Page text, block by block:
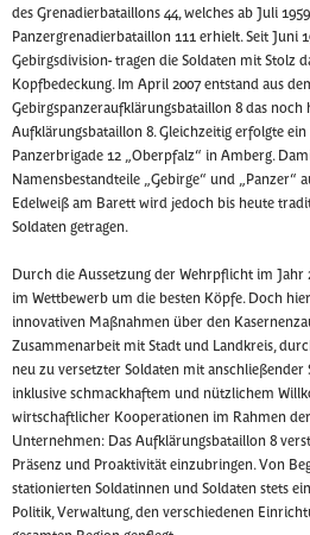
des Grenadierbataillons 44, welches ab Juli
Panzergrenadierbataillon 111 erhielt. Seit Juni
Gebirgsdivision- tragen die Soldaten mit Stolz
Kopfbedeckung. Im April 2007 entstand aus
Gebirgspanzeraufklärungsbataillon 8 das noch
Aufklärungsbataillon 8. Gleichzeitig erfolgte
Panzerbrigade 12 „Oberpfalz“ in Amberg.
Namensbestandteile „Gebirge“ und „Panzer“
Edelweiß am Barett wird jedoch bis heute
Soldaten getragen.
Durch die Aussetzung der Wehrpflicht im Jahr
im Wettbewerb um die besten Köpfe. Doch
innovativen Maßnahmen über den
Zusammenarbeit mit Stadt und Landkreis,
neu zu versetzter Soldaten mit
inklusive schmackhaftem und nützlichem
wirtschaftlicher Kooperationen im Rahmen
Unternehmen: Das Aufklärungsbataillon 8
Präsenz und Proaktivität einzubringen. Von
stationierten Soldatinnen und Soldaten stets
Politik, Verwaltung, den verschiedenen